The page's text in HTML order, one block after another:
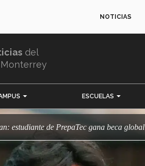
NOTICIAS
del
ESCUELAS
estudiante de PrepaTec gana beca global